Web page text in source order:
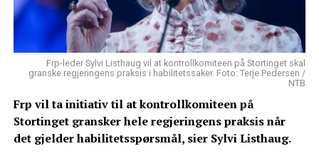
Frp-leder Sylvi Listhaug vil at kontrollkomiteen på Stortinget skal
granske regjeringens praksis i habilitetssaker. Foto: Terje Pedersen /
NTB
Frp vil ta initiativ til at kontrollkomiteen på
Stortinget gransker hele regjeringens praksis når
det gjelder habilitetsspørsmål, sier Sylvi Listhaug.